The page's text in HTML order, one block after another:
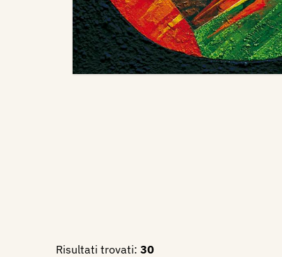
Risultati trovati: 30